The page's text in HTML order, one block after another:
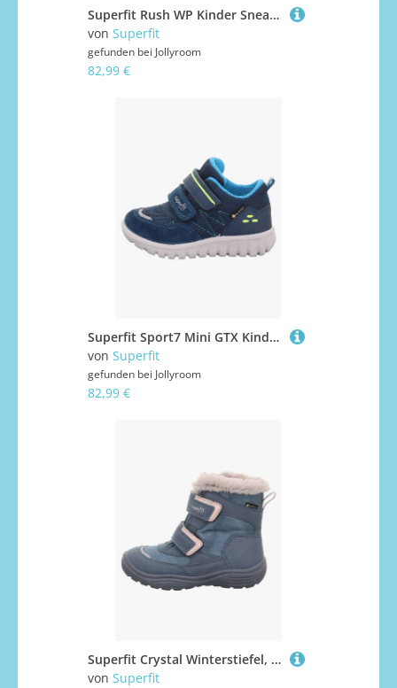
Superfit Rush WP Kinder Sneaker, Blau/Hellgrün, 29, Kinderschuhe
von Superfit
gefunden bei Jollyroom
82,99 €
Superfit Sport7 Mini GTX Kinder Sneaker, Blau/Türkis, 27, Kinderschuhe
von Superfit
gefunden bei Jollyroom
82,99 €
Superfit Crystal Winterstiefel, Blue, 27
von Superfit